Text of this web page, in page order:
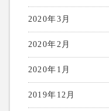
2020年3月
2020年2月
2020年1月
2019年12月